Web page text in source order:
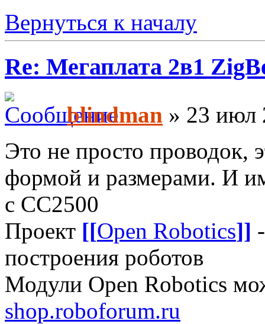
Вернуться к началу
Re: Мегаплата 2в1
blindman » 23 июл
Это не просто проводок,
формой и размерами. И
с CC2500
Проект [[Open Robotics]]
построения роботов
Модули Open Robotics
shop.roboforum.ru